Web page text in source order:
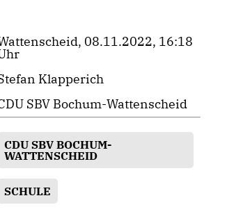
08.11.2022, 16:18
Klapperich
SBV Bochum-Wattenscheid
CDU SBV BOCHUM-
WATTENSCHEID
SCHULE